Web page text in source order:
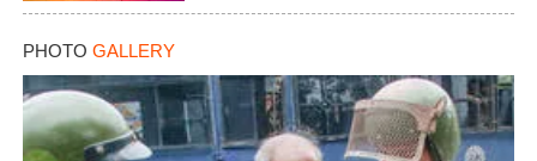
PHOTO GALLERY